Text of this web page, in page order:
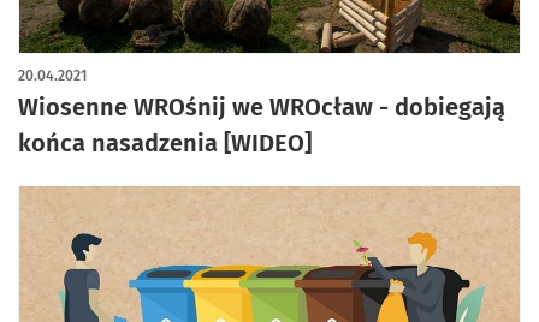
Wiosenne WROśnij we WROcław - dobiegają
końca nasadzenia [WIDEO]
20.04.2021